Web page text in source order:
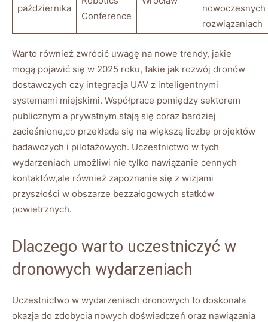
października
Conference
nowoczesnych
rozwiązaniach
Warto również zwrócić uwagę⁤ na nowe trendy, jakie
⁢mogą pojawić‌ się ​w‍ 2025 roku,⁣ takie ⁣jak ⁢rozwój dronów
dostawczych czy‌ integracja UAV z inteligentnymi
systemami miejskimi. Współprace ⁤pomiędzy sektorem
publicznym a prywatnym stają⁤ się ⁤coraz bardziej
zacieśnione,co przekłada się na ⁣większą liczbę projektów
badawczych i pilotażowych. ‍Uczestnictwo ⁣w tych
wydarzeniach umożliwi nie tylko nawiązanie ​cennych
kontaktów,ale również zapoznanie się⁢ z⁢ wizjami
przyszłości⁣ w obszarze bezzałogowych⁢ statków
powietrznych.
Dlaczego warto uczestniczyć w
dronowych⁣ wydarzeniach
Uczestnictwo‍ w wydarzeniach dronowych to doskonała
okazja ‌do zdobycia nowych doświadczeń⁣ oraz nawiązania